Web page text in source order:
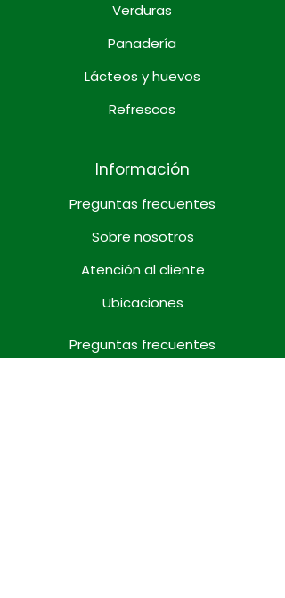
Verduras
Panadería
Lácteos y huevos
Refrescos
Información
Preguntas frecuentes
Sobre nosotros
Atención al cliente
Ubicaciones
Preguntas frecuentes